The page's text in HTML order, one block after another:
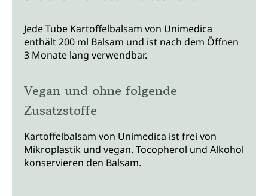
Jede Tube Kartoffelbalsam von Unimedica
enthält 200 ml Balsam und ist nach dem Öffnen
3 Monate lang verwendbar.
Vegan und ohne folgende
Zusatzstoffe
Kartoffelbalsam von Unimedica ist frei von
Mikroplastik und vegan. Tocopherol und Alkohol
konservieren den Balsam.